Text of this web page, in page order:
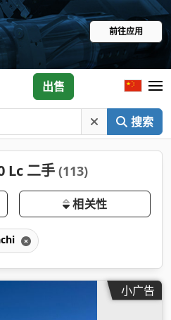
前往应用
搜索
出售
Lc 二手 (113)
相关性
小广告